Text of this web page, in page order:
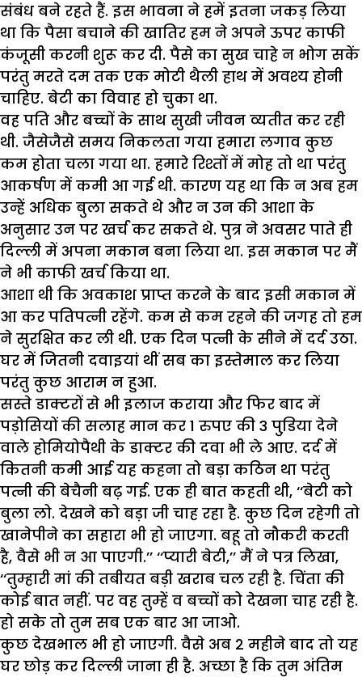
संबंध बने रहते हैं. इस भावना ने हमें इतना जकड़ लिया
था कि पैसा बचाने की खातिर हम ने अपने ऊपर काफी
कंजूसी करनी शुरू कर दी. पैसे का सुख चाहे न भोग सकें
परंतु मरते दम तक एक मोटी थैली हाथ में अवश्य होनी
चाहिए. बेटी का विवाह हो चुका था.
वह पति और बच्चों के साथ सुखी जीवन व्यतीत कर रही
थी. जैसेजैसे समय निकलता गया हमारा लगाव कुछ
कम होता चला गया था. हमारे रिश्तों में मोह तो था परंतु
आकर्षण में कमी आ गई थी. कारण यह था कि न अब हम
उन्हें अधिक बुला सकते थे और न उन की आशा के
अनुसार उन पर खर्च कर सकते थे. पुत्र ने अवसर पाते ही
दिल्ली में अपना मकान बना लिया था. इस मकान पर मैं
ने भी काफी खर्च किया था.
आशा थी कि अवकाश प्राप्त करने के बाद इसी मकान में
आ कर पतिपत्नी रहेंगे. कम से कम रहने की जगह तो हम
ने सुरक्षित कर ली थी. एक दिन पत्नी के सीने में दर्द उठा.
घर में जितनी दवाइयां थीं सब का इस्तेमाल कर लिया
परंतु कुछ आराम न हुआ.
सस्ते डाक्टरों से भी इलाज कराया और फिर बाद में
पड़ोसियों की सलाह मान कर 1 रुपए की 3 पुडि़या देने
वाले होमियोपैथी के डाक्टर की दवा भी ले आए. दर्द में
कितनी कमी आई यह कहना तो बड़ा कठिन था परंतु
पत्नी की बेचैनी बढ़ गई. एक ही बात कहती थी, ‘‘बेटी को
बुला लो. देखने को बड़ा जी चाह रहा है. कुछ दिन रहेगी तो
खानेपीने का सहारा भी हो जाएगा. बहू तो नौकरी करती
है, वैसे भी न आ पाएगी.’’ ‘‘प्यारी बेटी,’’ मैं ने पत्र लिखा,
‘‘तुम्हारी मां की तबीयत बड़ी खराब चल रही है. चिंता की
कोई बात नहीं. पर वह तुम्हें व बच्चों को देखना चाह रही है.
हो सके तो तुम सब एक बार आ जाओ.
कुछ देखभाल भी हो जाएगी. वैसे अब 2 महीने बाद तो यह
घर छोड़ कर दिल्ली जाना ही है. अच्छा है कि तुम अंतिम